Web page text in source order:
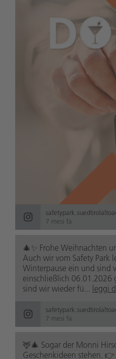
7 mesi fa
🎄✨ Frohe Weihnachten
Auch wir vom Safety Park
Winterpause ein und sind
einschließlich 06.01.2026
sind wir wieder fü... leggi
7 mesi fa
🦌🎄 Sogar der Monni
Geschenkideen stehen.